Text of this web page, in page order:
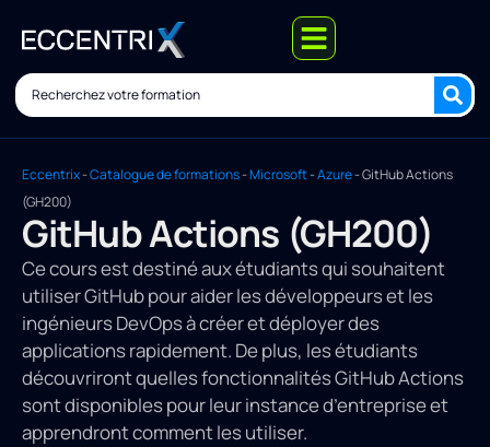
Eccentrix-Catalogue de formations-Microsoft-Azure-GitHub Actions
(GH200)
GitHub Actions (GH200)
Ce cours est destiné aux étudiants qui souhaitent
utiliser GitHub pour aider les développeurs et les
ingénieurs DevOps à créer et déployer des
applications rapidement. De plus, les étudiants
découvriront quelles fonctionnalités GitHub Actions
sont disponibles pour leur instance d’entreprise et
apprendront comment les utiliser.